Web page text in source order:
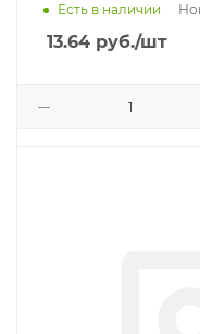
Есть в наличии
13.64 руб./шт